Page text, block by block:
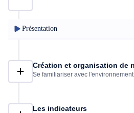
Présentation
Création et organisation de
Se familiariser avec
Les indicateurs